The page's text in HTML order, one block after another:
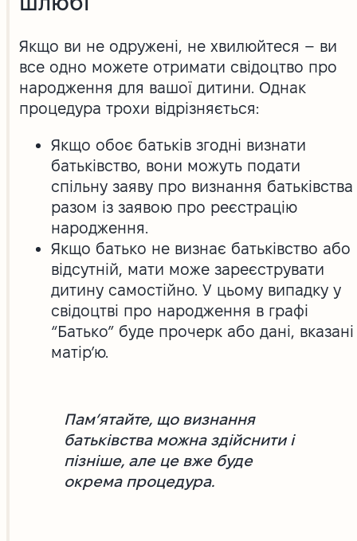
Якщо ви не одружені, не хвилюйтеся – ви
все одно можете отримати свідоцтво про
народження для вашої дитини. Однак
процедура трохи відрізняється:
Якщо обоє батьків згодні визнати
батьківство, вони можуть подати
спільну заяву про визнання батьківства
разом із заявою про реєстрацію
народження.
Якщо батько не визнає батьківство або
відсутній, мати може зареєструвати
дитину самостійно. У цьому випадку у
свідоцтві про народження в графі
“Батько” буде прочерк або дані, вказані
матір’ю.
Пам’ятайте, що визнання
батьківства можна здійснити і
пізніше, але це вже буде
окрема процедура.